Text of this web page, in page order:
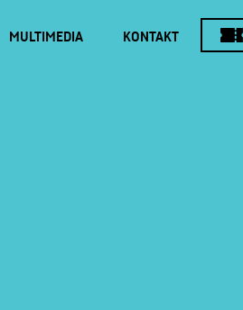
MULTIMEDIA KONTAKT